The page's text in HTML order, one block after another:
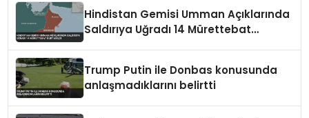
Hindistan Gemisi Umman Açıklarında
Saldırıya Uğradı 14 Mürettebat
Trump Putin ile Donbas konusunda
anlaşmadıklarını belirtti